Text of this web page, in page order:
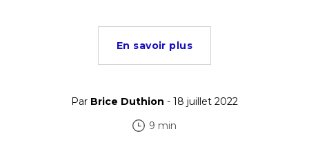
En savoir plus
Par Brice Duthion - 18 juillet 2022
9 min